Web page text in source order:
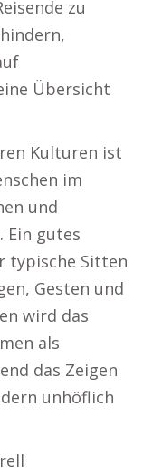
zu
Übersicht
Kulturen ist
im
und
Ein gutes
typische Sitten
Gesten und
wird das
als
das Zeigen
unhöflich